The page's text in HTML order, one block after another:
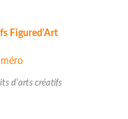
Figured'Art
d'arts créatifs